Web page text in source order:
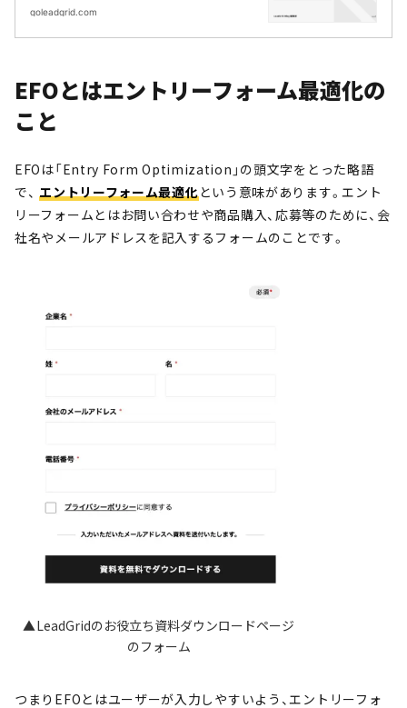
goleadgrid.com
EFOとはエントリーフォーム最適化の
こと
EFOは「Entry Form Optimization」の頭文字をとった略語
で、エントリーフォーム最適化という意味があります。エント
リーフォームとはお問い合わせや商品購入、応募等のために、会
社名やメールアドレスを記入するフォームのことです。
▲LeadGridのお役立ち資料ダウンロードページ
のフォーム
つまりEFOとはユーザーが入力しやすいよう、エントリーフォ